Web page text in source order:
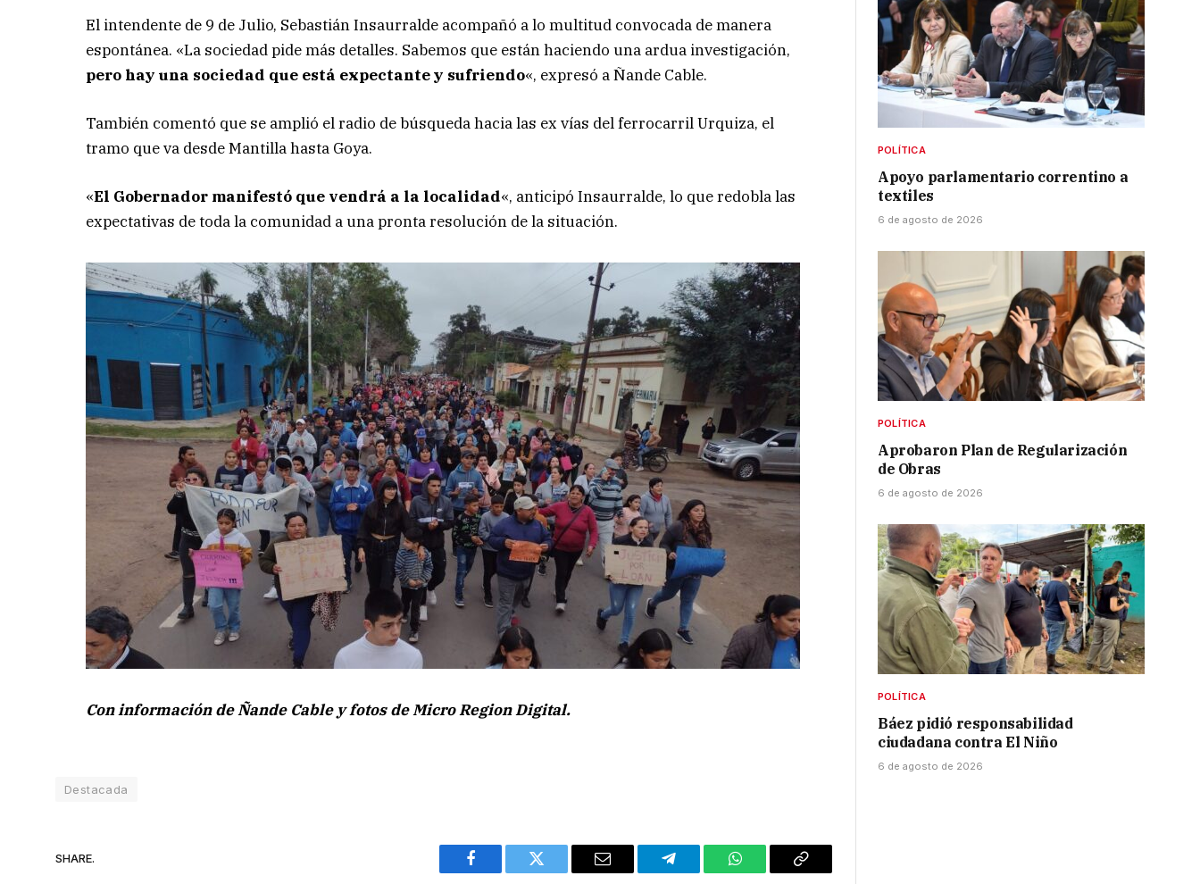
El intendente de 9 de Julio, Sebastián Insaurralde acompañó a lo multitud convocada de manera
espontánea. «La sociedad pide más detalles. Sabemos que están haciendo una ardua investigación,
pero hay una sociedad que está expectante y sufriendo«, expresó a Ñande Cable.
También comentó que se amplió el radio de búsqueda hacia las ex vías del ferrocarril Urquiza, el
tramo que va desde Mantilla hasta Goya.
«El Gobernador manifestó que vendrá a la localidad«, anticipó Insaurralde, lo que redobla las
expectativas de toda la comunidad a una pronta resolución de la situación.
Con información de Ñande Cable y fotos de Micro Region Digital.
Destacada
SHARE.
Facebook Twitter Email Telegram WhatsAppCopy
POLÍTICA
Apoyo parlamentario correntino a
textiles
6 de agosto de 2026
POLÍTICA
Aprobaron Plan de Regularización
de Obras
6 de agosto de 2026
POLÍTICA
Báez pidió responsabilidad
ciudadana contra El Niño
6 de agosto de 2026